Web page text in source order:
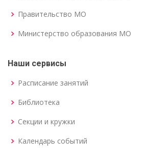
Правительство МО
Министерство образования МО
Наши сервисы
Расписание занятий
Библиотека
Секции и кружки
Календарь событий